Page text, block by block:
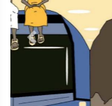
Previous